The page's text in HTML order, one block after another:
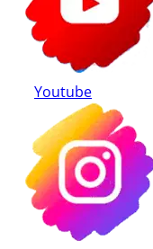
Youtube